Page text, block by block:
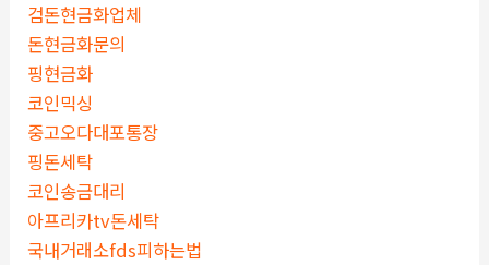
검돈현금화업체
돈현금화문의
핑현금화
코인믹싱
중고오다대포통장
핑돈세탁
코인송금대리
아프리카tv돈세탁
국내거래소fds피하는법